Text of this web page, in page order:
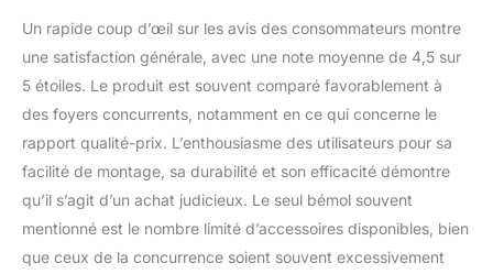
Un rapide coup d’œil sur les avis des consommateurs montre
une satisfaction générale, avec une note moyenne de 4,5 sur
5 étoiles. Le produit est souvent comparé favorablement à
des foyers concurrents, notamment en ce qui concerne le
rapport qualité-prix. L’enthousiasme des utilisateurs pour sa
facilité de montage, sa durabilité et son efficacité démontre
qu’il s’agit d’un achat judicieux. Le seul bémol souvent
mentionné est le nombre limité d’accessoires disponibles, bien
que ceux de la concurrence soient souvent excessivement